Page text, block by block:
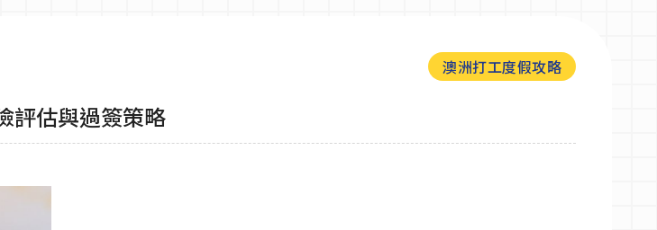
澳洲打工度假攻略
評估與過簽策略